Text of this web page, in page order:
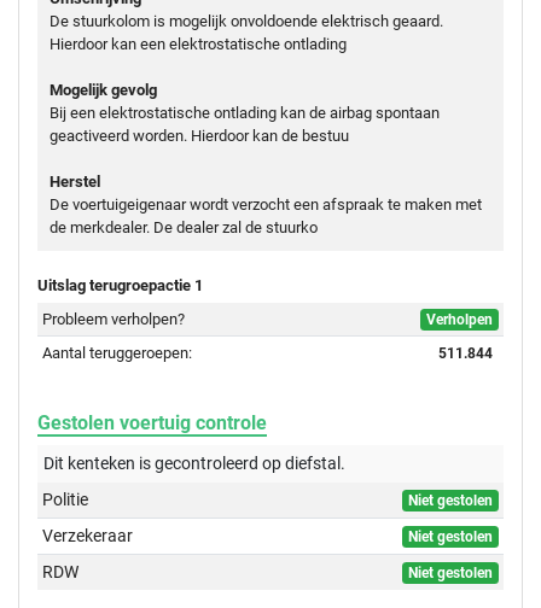
De stuurkolom is mogelijk onvoldoende elektrisch geaard.
Hierdoor kan een elektrostatische ontlading
Mogelijk gevolg
Bij een elektrostatische ontlading kan de airbag spontaan
geactiveerd worden. Hierdoor kan de bestuu
Herstel
De voertuigeigenaar wordt verzocht een afspraak te maken met
de merkdealer. De dealer zal de stuurko
Uitslag terugroepactie 1
Probleem verholpen?
Verholpen
Aantal teruggeroepen: 511.844
Gestolen voertuig controle
Dit kenteken is gecontroleerd opdiefstal.
Politie
Niet gestolen
Verzekeraar Niet gestolen
RDW Niet gestolen